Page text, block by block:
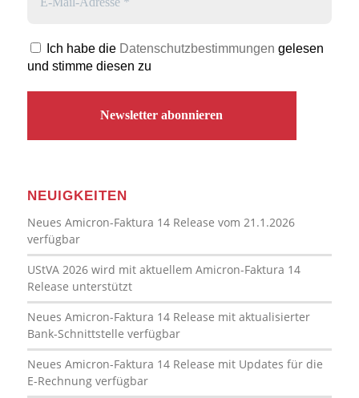
Ich habe die Datenschutzbestimmungen gelesen
und stimme diesen zu
NEUIGKEITEN
Neues Amicron-Faktura 14 Release vom 21.1.2026
verfügbar
UStVA 2026 wird mit aktuellem Amicron-Faktura 14
Release unterstützt
Neues Amicron-Faktura 14 Release mit aktualisierter
Bank-Schnittstelle verfügbar
Neues Amicron-Faktura 14 Release mit Updates für die
E-Rechnung verfügbar